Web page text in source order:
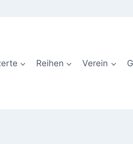
Reihen Verein